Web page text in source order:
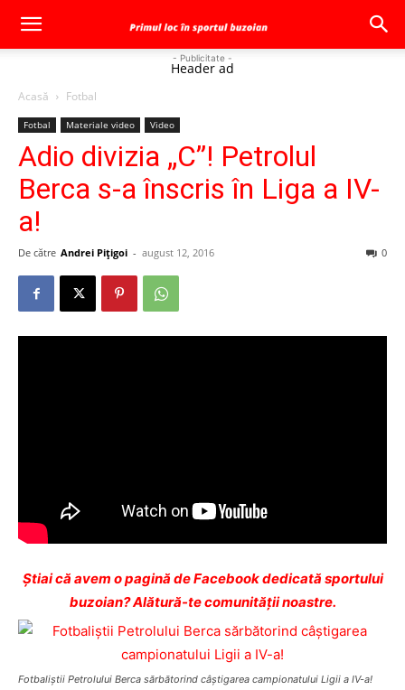
- Publicitate -
Header ad
Acasă Fotbal
Fotbal Materiale video Video
Adio divizia „C”! Petrolul
Berca s-a înscris în Liga a IV-
a!
De către Andrei Pițigoi - august 12, 2016 0
Ştiai că avem o pagină de Facebook dedicată sportului
buzoian? Alătură-te comunității noastre.
Fotbaliştii Petrolului Berca sărbătorind câştigarea campionatului Ligii a IV-a!